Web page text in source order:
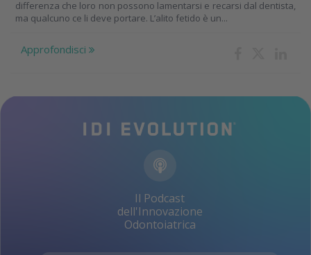
differenza che loro non possono lamentarsi e recarsi dal dentista,
ma qualcuno ce li deve portare. L’alito fetido è un...
Approfondisci
Il Podcast
dell'Innovazione
Odontoiatrica